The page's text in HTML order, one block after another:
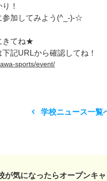
！
参加してみよう(^_-)-☆
きてね★
記URLから確認してね！
sports/event/
学校ニュース一覧
が気になったらオープンキャ